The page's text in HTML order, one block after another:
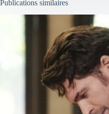
Publications similaires